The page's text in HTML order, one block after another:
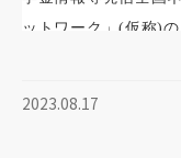
2023.08.17